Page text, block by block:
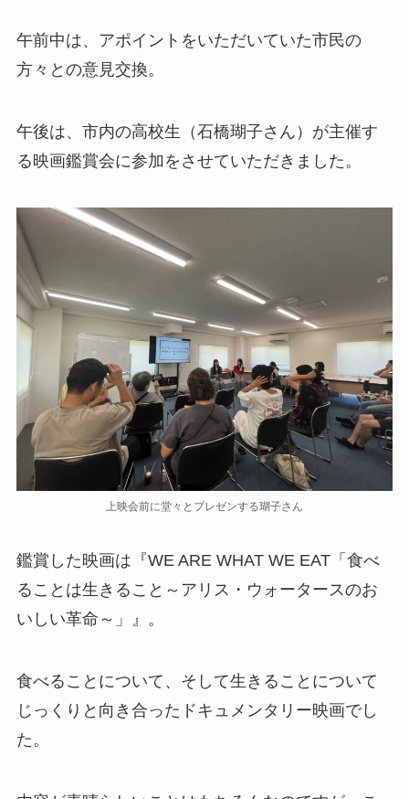
午前中は、アポイントをいただいていた市民の
方々との意見交換。
午後は、市内の高校生（石橋瑚子さん）が主催す
る映画鑑賞会に参加をさせていただきました。
上映会前に堂々とプレゼンする瑚子さん
鑑賞した映画は『WE ARE WHAT WE EAT「食べ
ることは生きること～アリス・ウォータースのお
いしい革命～」』。
食べることについて、そして生きることについて
じっくりと向き合ったドキュメンタリー映画でし
た。